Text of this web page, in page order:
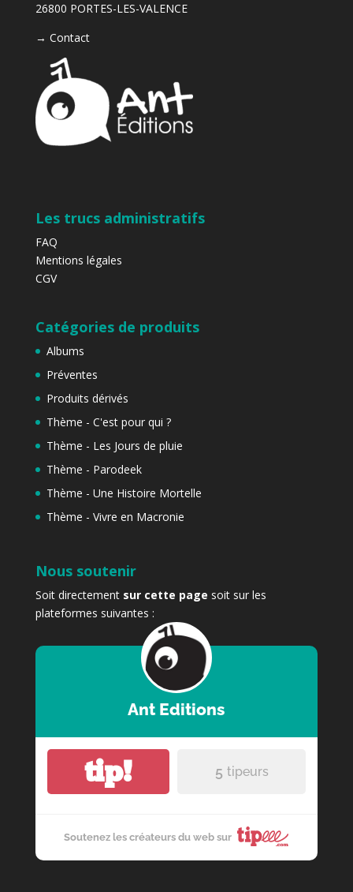
26800 PORTES-LES-VALENCE
→ Contact
Les trucs administratifs
FAQ
Mentions légales
CGV
Catégories de produits
Albums
Préventes
Produits dérivés
Thème - C'est pour qui ?
Thème - Les Jours de pluie
Thème - Parodeek
Thème - Une Histoire Mortelle
Thème - Vivre en Macronie
Nous soutenir
Soit directement sur cette page soit sur les
plateformes suivantes :
Ant Editions
tip! 5 tipeurs
Soutenez les créateurs du web sur